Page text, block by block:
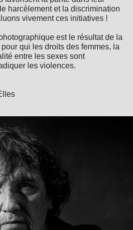
harcèlement et la discrimination
vivement ces initiatives !
est le résultat de la
qui les droits des femmes, la
entre les sexes sont
les violences.